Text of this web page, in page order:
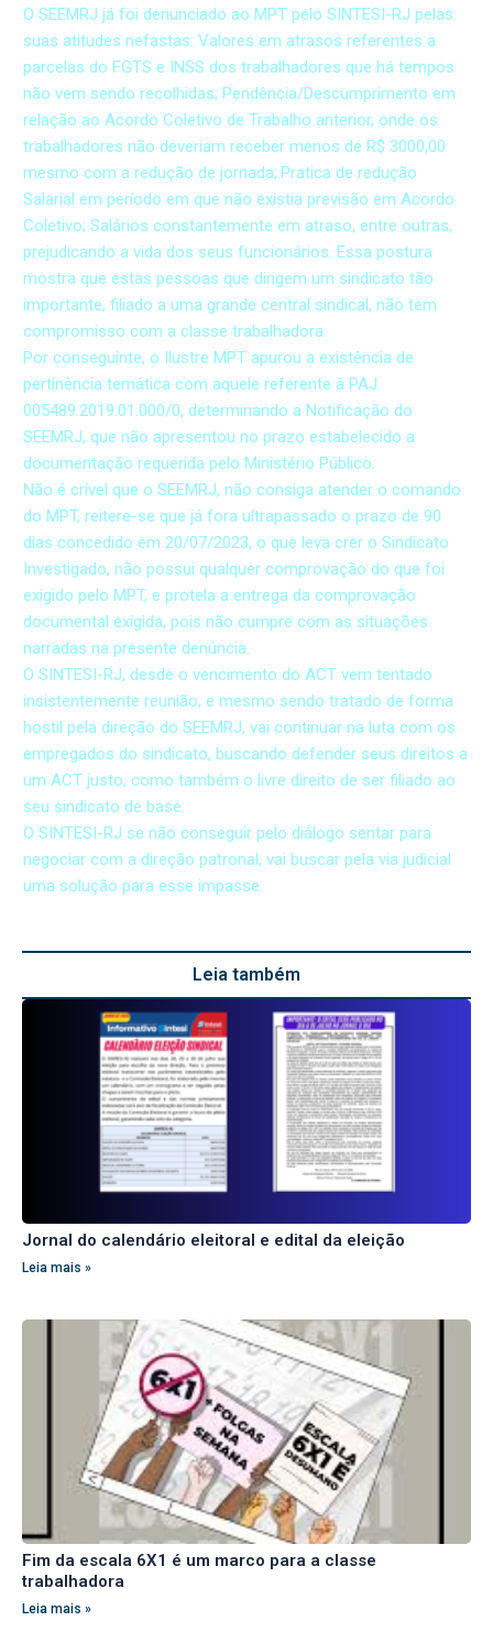
O SEEMRJ já foi denunciado ao MPT pelo SINTESI-RJ pelas
suas atitudes nefastas: Valores em atrasos referentes a
parcelas do FGTS e INSS dos trabalhadores que há tempos
não vem sendo recolhidas; Pendência/Descumprimento em
relação ao Acordo Coletivo de Trabalho anterior, onde os
trabalhadores não deveriam receber menos de R$ 3000,00
mesmo com a redução de jornada;.Pratica de redução
Salarial em período em que não existia previsão em Acordo
Coletivo; Salários constantemente em atraso, entre outras,
prejudicando a vida dos seus funcionários. Essa postura
mostra que estas pessoas que dirigem um sindicato tão
importante, filiado a uma grande central sindical, não tem
compromisso com a classe trabalhadora.
Por conseguinte, o Ilustre MPT apurou a existência de
pertinência temática com aquele referente à PAJ
005489.2019.01.000/0, determinando a Notificação do
SEEMRJ, que não apresentou no prazo estabelecido a
documentação requerida pelo Ministério Público.
Não é crível que o SEEMRJ, não consiga atender o comando
do MPT, reitere-se que já fora ultrapassado o prazo de 90
dias concedido em 20/07/2023, o que leva crer o Sindicato
Investigado, não possui qualquer comprovação do que foi
exigido pelo MPT, e protela a entrega da comprovação
documental exigida, pois não cumpre com as situações
narradas na presente denúncia.
O SINTESI-RJ, desde o vencimento do ACT vem tentado
insistentemente reunião, e mesmo sendo tratado de forma
hostil pela direção do SEEMRJ, vai continuar na luta com os
empregados do sindicato, buscando defender seus direitos a
um ACT justo, como também o livre direito de ser filiado ao
seu sindicato de base.
O SINTESI-RJ se não conseguir pelo diálogo sentar para
negociar com a direção patronal, vai buscar pela via judicial
uma solução para esse impasse.
Leia também
Jornal do calendário eleitoral e edital da eleição
Leia mais »
Fim da escala 6X1 é um marco para a classe
trabalhadora
Leia mais »